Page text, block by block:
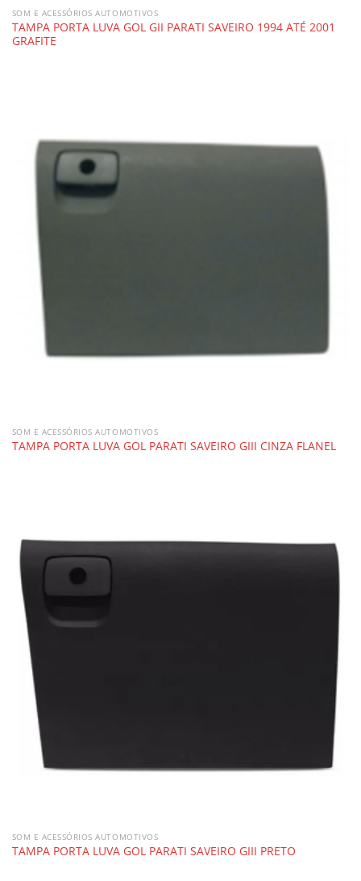
SOM E ACESSÓRIOS AUTOMOTIVOS
TAMPA PORTA LUVA GOL GII PARATI SAVEIRO 1994 ATÉ 2001
GRAFITE
SOM E ACESSÓRIOS AUTOMOTIVOS
TAMPA PORTA LUVA GOL PARATI SAVEIRO GIII CINZA FLANEL
SOM E ACESSÓRIOS AUTOMOTIVOS
TAMPA PORTA LUVA GOL PARATI SAVEIRO GIII PRETO